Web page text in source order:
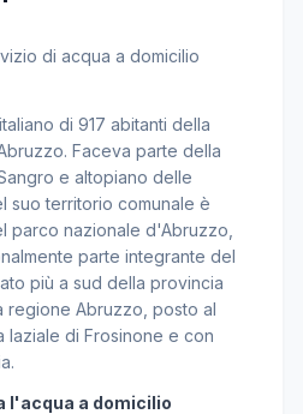
di acqua a domicilio
di 917 abitanti della
Faceva parte della
e altopiano delle
suo territorio comunale è
parco nazionale d'Abruzzo,
parte integrante del
più a sud della provincia
regione Abruzzo, posto al
di Frosinone e con
l'acqua a domicilio